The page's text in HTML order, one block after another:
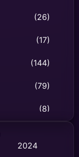
(26)
(17)
(144)
(79)
(8)
2024